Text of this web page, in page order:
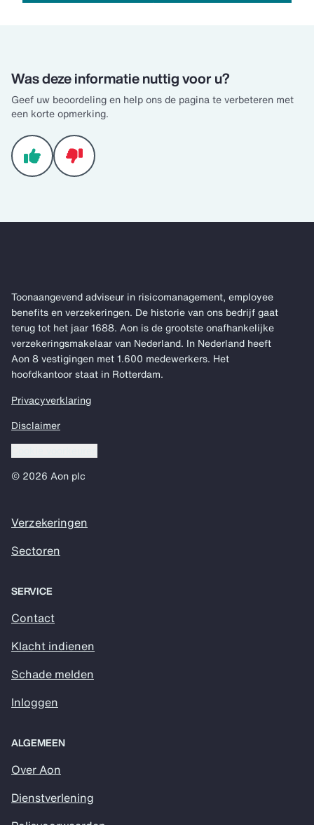
Was deze informatie nuttig voor u?
Geef uw beoordeling en help ons de pagina te verbeteren met
een korte opmerking.
Toonaangevend adviseur in risicomanagement, employee
benefits en verzekeringen. De historie van ons bedrijf gaat
terug tot het jaar 1688. Aon is de grootste onafhankelijke
verzekeringsmakelaar van Nederland. In Nederland heeft
Aon 8 vestigingen met 1.600 medewerkers. Het
hoofdkantoor staat in Rotterdam.
Privacyverklaring
Disclaimer
© 2026 Aon plc
Verzekeringen
Sectoren
SERVICE
Contact
Klacht indienen
Schade melden
Inloggen
ALGEMEEN
Over Aon
Dienstverlening